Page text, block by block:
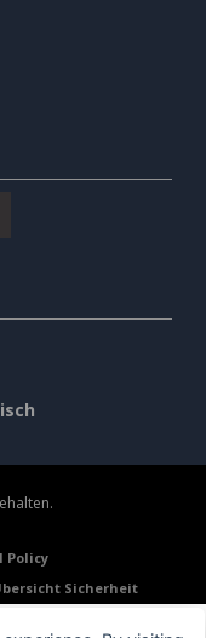
Policy
Sicherheit